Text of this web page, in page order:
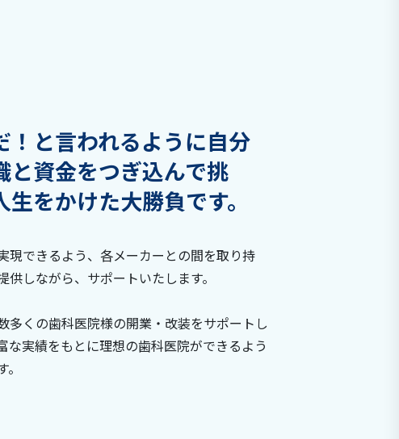
！と言われるように自分
と資金をつぎ込んで挑
をかけた大勝負です。
現できるよう、各メーカーとの間を取り持
供しながら、サポートいたします。
多くの歯科医院様の開業・改装をサポートし
な実績をもとに理想の歯科医院ができるよう